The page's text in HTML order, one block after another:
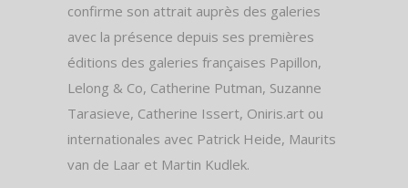
confirme son attrait auprès des galeries
avec la présence depuis ses premières
éditions des galeries françaises Papillon,
Lelong & Co, Catherine Putman, Suzanne
Tarasieve, Catherine Issert, Oniris.art ou
internationales avec Patrick Heide, Maurits
van de Laar et Martin Kudlek.